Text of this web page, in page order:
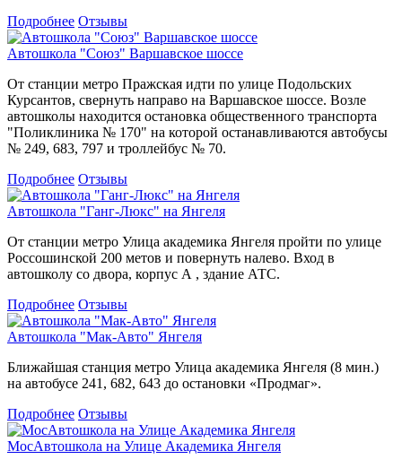
Подробнее Отзывы
Автошкола "Союз" Варшавское шоссе
От станции метро Пражская идти по улице Подольских
Курсантов, свернуть направо на Варшавское шоссе. Возле
автошколы находится остановка общественного транспорта
"Поликлиника № 170" на которой останавливаются автобусы
№ 249, 683, 797 и троллейбус № 70.
Подробнее Отзывы
Автошкола "Ганг-Люкс" на Янгеля
От станции метро Улица академика Янгеля пройти по улице
Россошинской 200 метов и повернуть налево. Вход в
автошколу со двора, корпус А , здание АТС.
Подробнее Отзывы
Автошкола "Мак-Авто" Янгеля
Ближайшая станция метро Улица академика Янгеля (8 мин.)
на автобусе 241, 682, 643 до остановки «Продмаг».
Подробнее Отзывы
МосАвтошкола на Улице Академика Янгеля